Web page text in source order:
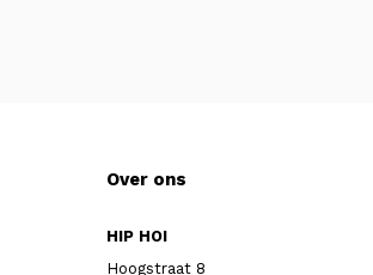
Over ons
HIP HOI
Hoogstraat 8